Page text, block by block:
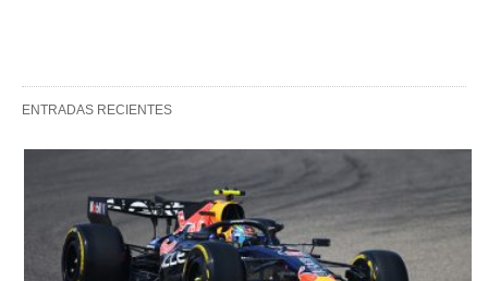
ENTRADAS RECIENTES